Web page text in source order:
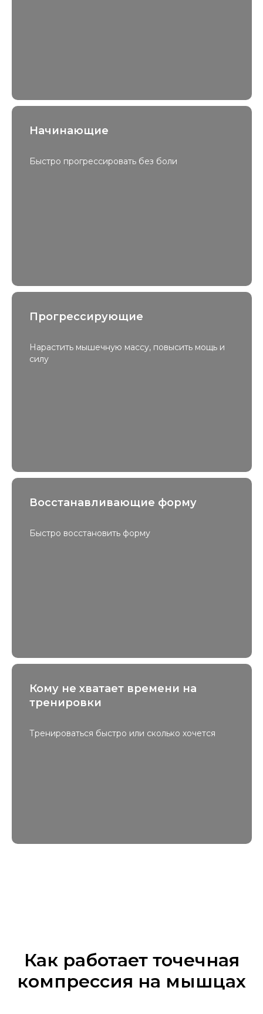
Начинающие
Быстро прогрессировать без боли
Прогрессирующие
Нарастить мышечную массу, повысить мощь и
силу
Восстанавливающие форму
Быстро восстановить форму
Кому не хватает времени на
тренировки
Тренироваться быстро или сколько хочется
Как работает точечная
компрессия на мышцах